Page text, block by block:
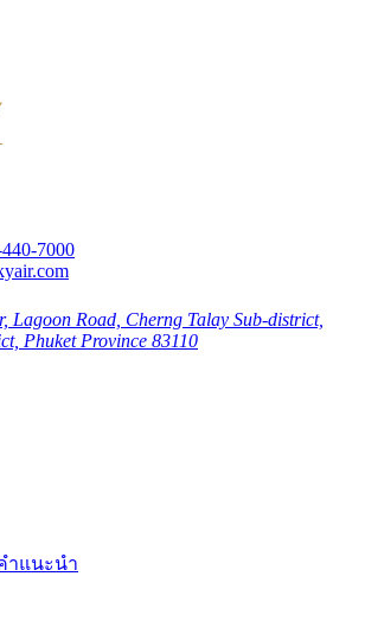
7000
Lagoon Road, Cherng Talay Sub-district,
Phuket Province 83110
ำแนะนำ